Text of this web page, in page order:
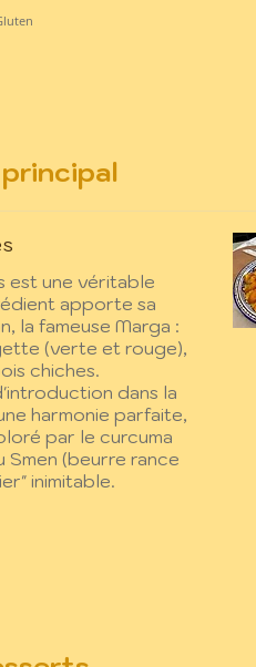
est une véritable
apporte sa
la fameuse Marga :
(verte et rouge),
chiches.
dans la
harmonie parfaite,
par le curcuma
Smen (beurre rance
inimitable.